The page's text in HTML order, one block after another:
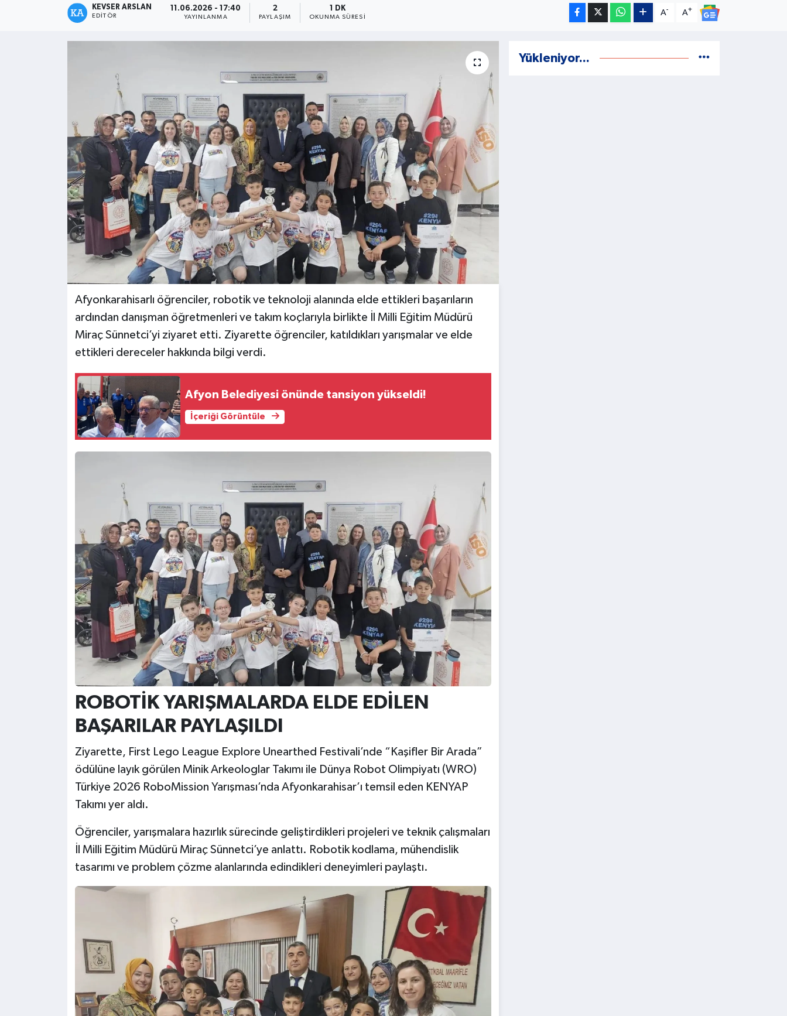
KEVSER ARSLAN
EDITÖR
11.06.2026 - 17:40
YAYINLANMA
2
PAYLAŞIM
1 DK
OKUNMA SÜRESI
A- A+
Afyonkarahisarlı öğrenciler, robotik ve teknoloji alanında elde ettikleri başarıların
ardından danışman öğretmenleri ve takım koçlarıyla birlikte İl Milli Eğitim Müdürü
Miraç Sünnetci’yi ziyaret etti. Ziyarette öğrenciler, katıldıkları yarışmalar ve elde
ettikleri dereceler hakkında bilgi verdi.
Afyon Belediyesi önünde tansiyon yükseldi!
İçeriği Görüntüle
ROBOTİK YARIŞMALARDA ELDE EDİLEN
BAŞARILAR PAYLAŞILDI
Ziyarette, First Lego League Explore Unearthed Festivali’nde “Kaşifler Bir Arada”
ödülüne layık görülen Minik Arkeologlar Takımı ile Dünya Robot Olimpiyatı (WRO)
Türkiye 2026 RoboMission Yarışması’nda Afyonkarahisar’ı temsil eden KENYAP
Takımı yer aldı.
Öğrenciler, yarışmalara hazırlık sürecinde geliştirdikleri projeleri ve teknik çalışmaları
İl Milli Eğitim Müdürü Miraç Sünnetci’ye anlattı. Robotik kodlama, mühendislik
tasarımı ve problem çözme alanlarında edindikleri deneyimleri paylaştı.
Yükleniyor...
Kültür - Sanat